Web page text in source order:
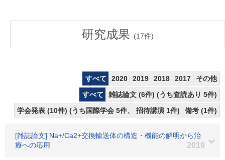
研究成果 (17件)
すべて 2020 2019 2018 2017
その他
すべて
雑誌論文 (6件) (うち査読あり 5件)
学会発表 (10件) (うち国際学会 5件、 招待講演 1件)
備考 (1件)
[雑誌論文] Na+/Ca2+交換輸送体の構造・機能の解明から治
療への応用
2019